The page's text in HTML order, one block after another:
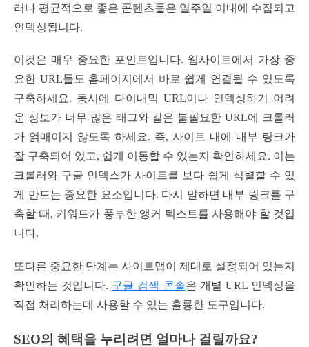
러나 평균적으로 좋은 콘텐츠들은 일주일 이내에 수집되고
인덱싱됩니다.
이것은 매우 중요한 포인트입니다. 웹사이트에서 가장 중
요한 URL들도 홈페이지에서 바로 쉽게 연결될 수 있도록
구축하세요. 동시에 다이내믹 URL이나 인덱싱하기 어려
운 정보가 너무 많은 태그와 같은 불필요한 URL에 크롤러
가 얽매이지 않도록 하세요. 즉, 사이트 내에 내부 링크가
잘 구축되어 있고, 쉽게 이동할 수 있는지 확인하세요. 이는
크롤러와 구글 인덱스가 사이트를 보다 쉽게 식별할 수 있
게 만드는 중요한 요소입니다. 다시 말하면 내부 링크를 구
축할 때, 키워드가 풍부한 앵커 텍스트를 사용해야 할 것입
니다.
또다른 중요한 단계는 사이트맵이 제대로 설정되어 있는지
확인하는 것입니다. 구글 검색 콘솔은 개별 URL 인덱싱을
직접 처리하는데 사용할 수 있는 훌륭한 도구입니다.
SEO의 혜택을 누리려면 얼마나 걸릴까요?